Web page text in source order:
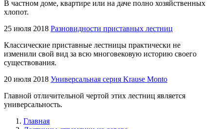
В частном доме, квартире или на даче полно хозяйственных
хлопот.
25 июля 2018 Разновидности приставных лестниц
Классические приставные лестницы практически не
изменили свой вид за всю многовековую историю своего
существования.
20 июля 2018 Универсальная серия Krause Monto
Главной отличительной чертой этих лестниц является
универсальность.
Главная